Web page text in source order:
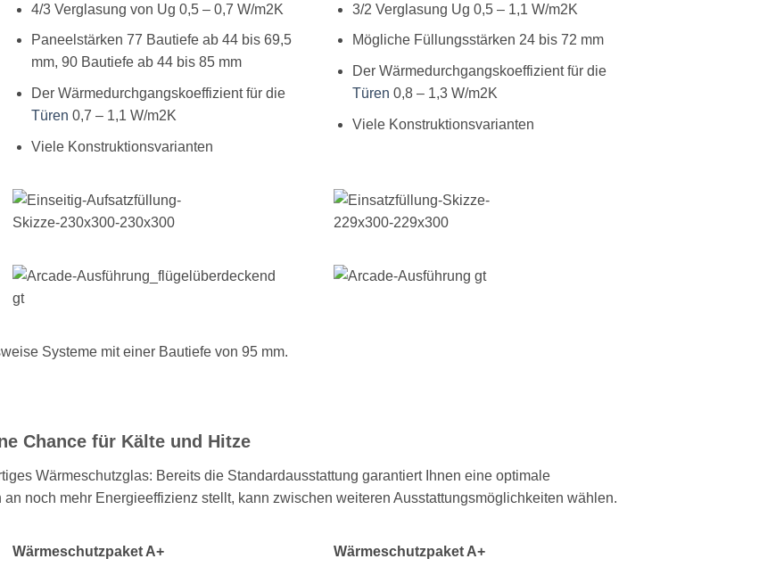
4/3 Verglasung von Ug 0,5 – 0,7 W/m2K
Paneelstärken 77 Bautiefe ab 44 bis 69,5
mm, 90 Bautiefe ab 44 bis 85 mm
Der Wärmedurchgangskoeffizient für die
Türen 0,7 – 1,1 W/m2K
Viele Konstruktionsvarianten
3/2 Verglasung Ug 0,5 – 1,1 W/m2K
Mögliche Füllungsstärken 24 bis 72 mm
Der Wärmedurchgangskoeffizient für die
Türen 0,8 – 1,3 W/m2K
Viele Konstruktionsvarianten
Systeme mit einer Bautiefe von 95 mm.
Chance für Kälte und Hitze
Wärmeschutzglas: Bereits die Standardausstattung garantiert Ihnen eine optimale
noch mehr Energieeffizienz stellt, kann zwischen weiteren Ausstattungsmöglichkeiten wählen.
Wärmeschutzpaket A+ Wärmeschutzpaket A+